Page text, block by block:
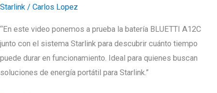
Starlink / Carlos Lopez
“En este video ponemos a prueba la batería BLUETTI A12C
junto con el sistema Starlink para descubrir cuánto tiempo
puede durar en funcionamiento. Ideal para quienes buscan
soluciones de energía portátil para Starlink.”